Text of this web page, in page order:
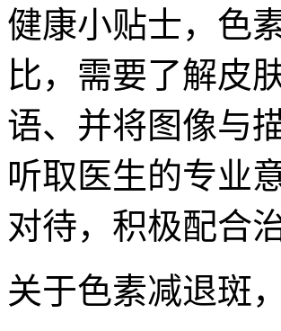
健康小贴士，色
比，需要了解皮
语、并将图像与
听取医生的专业
对待，积极配合
关于色素减退斑